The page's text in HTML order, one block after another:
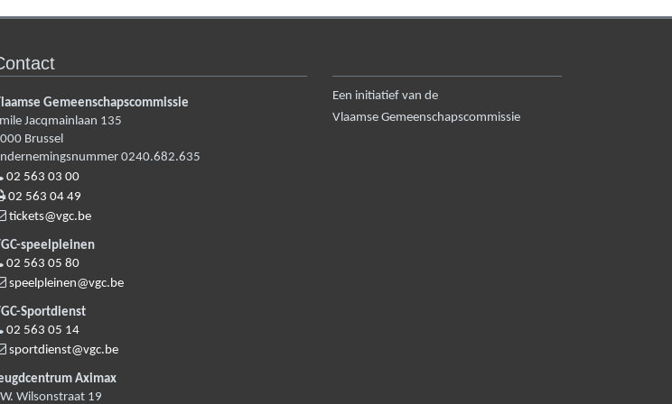
Gemeenschapscommissie
Jacqmainlaan 135
Brussel
0240.682.635
02 563 03 00
02 563 04 49
tickets@vgc.be
speelpleinen
02 563 05 80
speelpleinen@vgc.be
Sportdienst
02 563 05 14
sportdienst@vgc.be
Aximax
Wilsonstraat 19
Een initiatief van de
Vlaamse Gemeenschapscommissie